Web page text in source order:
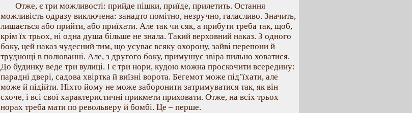
Отже, є три можливості: прийде пішки, приїде, прилетить. Остання
можливість одразу виключена: занадто помітно, незручно, галасливо. Значить,
лишається або прийти, або приїхати. Але так чи сяк, а прибути треба так, щоб,
крім їх трьох, ні одна душа більше не знала. Такий верховний наказ. З одного
боку, цей наказ чудесний тим, що усуває всяку охорону, зайві перепони й
труднощі в полюванні. Але, з другого боку, примушує звіра пильно ховатися.
До будинку веде три вулиці. І є три нори, кудою можна проскочити всередину:
парадні двері, садова хвіртка й виїзні ворота. Бегемот може під’їхати, але
може й підійти. Ніхто йому не може заборонити затримуватися так, як він
схоче, і всі свої характеристичні прикмети приховати. Отже, на всіх трьох
норах треба мати по револьверу й бомбі. Це – перше.